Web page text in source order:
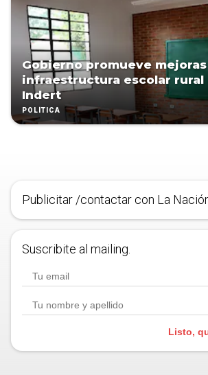
Gobierno promueve
infraestructura escolar rural
Indert
POLÍTICA
Publicitar /contactar con La
Suscribite al mailing.
Listo,